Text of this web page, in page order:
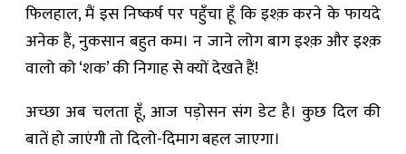
फिलहाल, मैं इस निष्कर्ष पर पहुँचा हूँ कि इश्क़ करने के फायदे
अनेक हैं, नुकसान बहुत कम। न जाने लोग बाग इश्क़ और इश्क़
वालो को ‘शक’ की निगाह से क्यों देखते हैं!
अच्छा अब चलता हूँ, आज पड़ोसन संग डेट है। कुछ दिल की
बातें हो जाएंगी तो दिलो-दिमाग बहल जाएगा।